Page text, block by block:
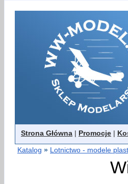
Strona Główna | Promocje |
Katalog » Lotnictwo - modele